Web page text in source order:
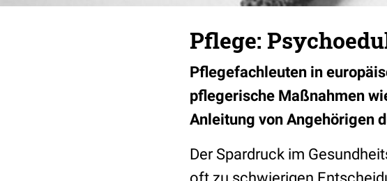
Pflege:
Pflegefachleuten in
pflegerische Maßnahmen
Anleitung von Angehörigen
Der Spardruck im